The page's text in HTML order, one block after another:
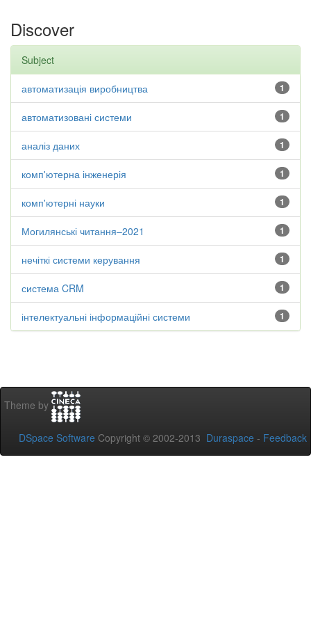
Discover
Subject
1
автоматизація виробництва
1
автоматизовані системи
1
аналіз даних
1
комп'ютерна інженерія
1
комп'ютерні науки
1
Могилянські читання–2021
1
нечіткі системи керування
1
система CRM
1
інтелектуальні інформаційні системи
Theme by
DSpace Software Copyright © 2002-2013 Duraspace - Feedback